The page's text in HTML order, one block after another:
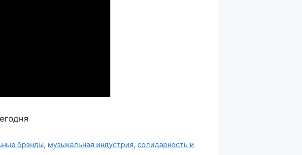
брэнды, музыкальная индустрия,солидарность и